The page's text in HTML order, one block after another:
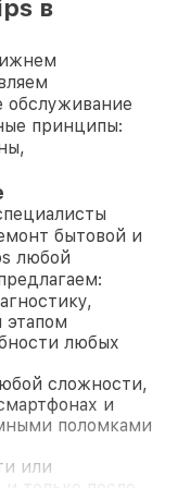
в
обслуживание
принципы:
бытовой и
любой
этапом
любых
сложности,
и
поломками
или